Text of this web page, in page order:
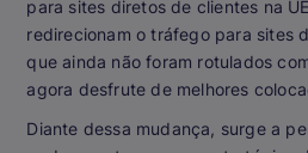
para sites diretos de clientes na
redirecionam o tráfego para sites
que ainda não foram rotulados
agora desfrute de melhores
Diante dessa mudança, surge a